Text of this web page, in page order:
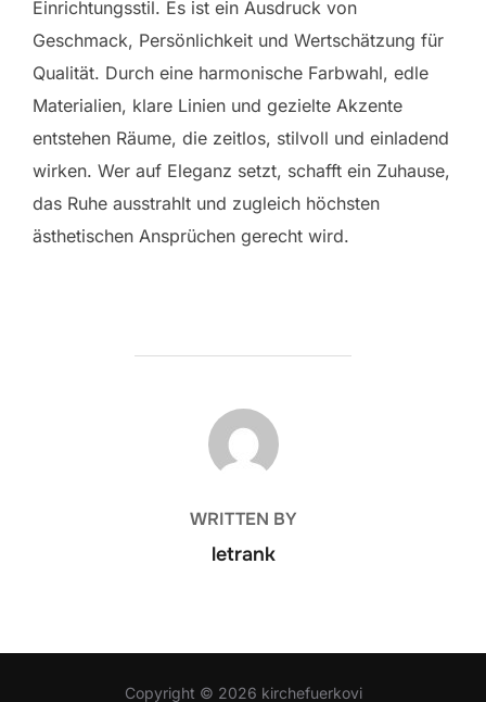
Einrichtungsstil. Es ist ein Ausdruck von
Geschmack, Persönlichkeit und Wertschätzung für
Qualität. Durch eine harmonische Farbwahl, edle
Materialien, klare Linien und gezielte Akzente
entstehen Räume, die zeitlos, stilvoll und einladend
wirken. Wer auf Eleganz setzt, schafft ein Zuhause,
das Ruhe ausstrahlt und zugleich höchsten
ästhetischen Ansprüchen gerecht wird.
POST AUTHOR
WRITTEN BY
letrank
Copyright © 2026 kirchefuerkovi